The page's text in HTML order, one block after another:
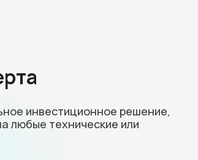
инвестиционное решение,
любые технические или